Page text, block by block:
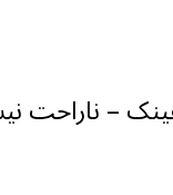
– ناراحت